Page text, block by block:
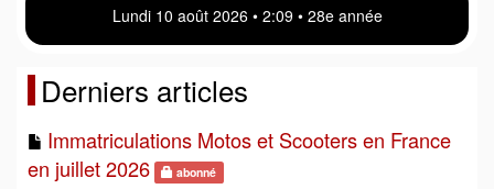
Lundi 10 août 2026 • 2 09 • 28e année
Derniers articles
Immatriculations Motos et Scooters en France
en juillet 2026
abonné